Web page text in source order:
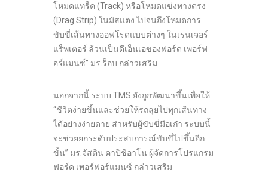
โหมดแทร็ค (Track) หรือโหมดแข่งทางตรง
(Drag Strip) ในมัสแตง ไปจนถึงโหมดการ
ขับขี่เส้นทางออฟโรดแบบต่างๆ ในเรนเจอร์
แร็พเตอร์ ล้วนเป็นดีเอ็นเอของฟอร์ด เพอร์ฟ
อร์แมนซ์” มร.ร็อบ กล่าวเสริม
นอกจากนี้ ระบบ TMS ยังถูกพัฒนาขึ้นเพื่อให้
“ชีวิตง่ายขึ้นและช่วยให้รถลุยไปทุกเส้นทาง
ได้อย่างง่ายดาย สำหรับผู้ขับขี่มือเก๋า ระบบนี้
จะช่วยยกระดับประสบการณ์ขับขี่ไปขึ้นอีก
ขั้น” มร.จัสติน คาปิชิอาโน ผู้จัดการโปรแกรม
ฟอร์ด เพอร์ฟอร์แมนซ์ กล่าวเสริม